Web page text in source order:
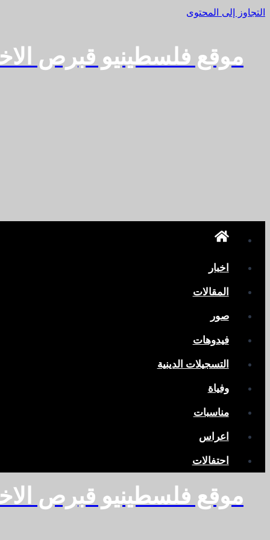
التجاوز إلى المحتوى
موقع فلسطينيو قبرص
اخبار
المقالات
صور
فيدوهات
التسجيلات الدينية
وفياة
مناسبات
اعراس
احتفالات
موقع فلسطينيو قبرص